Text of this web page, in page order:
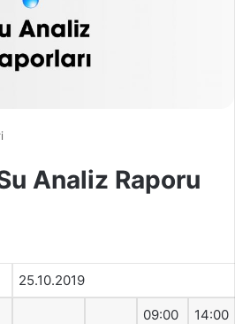
Analiz Raporu
25.10.2019
09:00 14:00